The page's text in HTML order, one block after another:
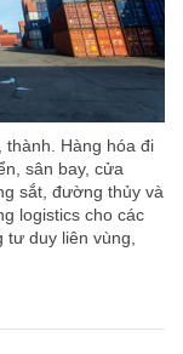
thành. Hàng hóa đi
sân bay, cửa
sắt, đường thủy và
logistics cho các
duy liên vùng,